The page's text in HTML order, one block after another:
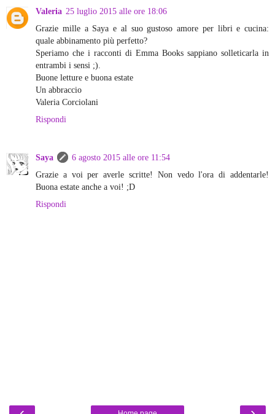
Valeria 25 luglio 2015 alle ore 18:06
Grazie mille a Saya e al suo gustoso amore per libri e cucina:
quale abbinamento più perfetto?
Speriamo che i racconti di Emma Books sappiano solleticarla in
entrambi i sensi ;).
Buone letture e buona estate
Un abbraccio
Valeria Corciolani
Rispondi
Saya
6 agosto 2015 alle ore 11:54
Grazie a voi per averle scritte! Non vedo l'ora di addentarle!
Buona estate anche a voi! ;D
Rispondi